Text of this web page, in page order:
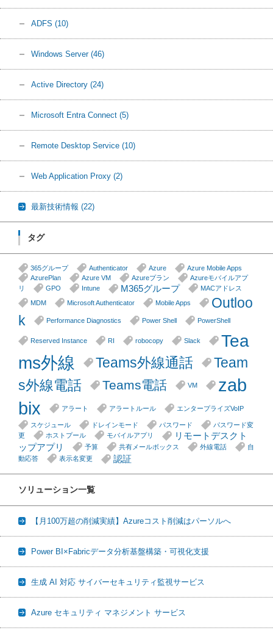
ADFS (10)
Windows Server (46)
Active Directory (24)
Microsoft Entra Connect (5)
Remote Desktop Service (10)
Web Application Proxy (2)
最新技術情報 (22)
タグ
365グループ Authenticator Azure
Azure Mobile Apps
AzurePlan
Azure VM Azureプラン
Azureモバイルアプ
リ
GPO Intune M365グループ
MACアドレス
MDM
Microsoft Authenticator Mobile Apps
Outloo
k
Performance Diagnostics Power Shell PowerShell
Reserved Instance RI robocopy Slack
Tea
ms外線
Teams外線通話
Team
s外線電話
Teams電話 VM
zab
bix
アラート アラートルール エンタープライズVoIP
スケジュール ドレインモード パスワード
パスワード変
更
ホストプール モバイルアプリ
リモートデスクト
ップアプリ
予算 共有メールボックス 外線電話
自
動応答
表示名変更 認証
ソリューション一覧
【月100万超の削減実績】Azureコスト削減はパーソルへ
Power BI×Fabricデータ分析基盤構築・可視化支援
生成 AI 対応 サイバーセキュリティ監視サービス
Azure セキュリティ マネジメント サービス